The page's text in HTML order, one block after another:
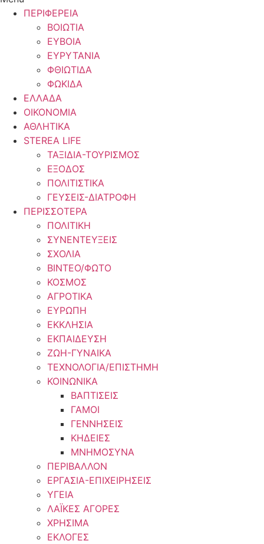
ΠΕΡΙΦΕΡΕΙΑ
ΒΟΙΩΤΙΑ
ΕΥΒΟΙΑ
ΕΥΡΥΤΑΝΙΑ
ΦΘΙΩΤΙΔΑ
ΦΩΚΙΔΑ
ΕΛΛΑΔΑ
ΟΙΚΟΝΟΜΙΑ
ΑΘΛΗΤΙΚΑ
STEREA LIFE
ΤΑΞΙΔΙΑ-ΤΟΥΡΙΣΜΟΣ
ΕΞΟΔΟΣ
ΠΟΛΙΤΙΣΤΙΚΑ
ΓΕΥΣΕΙΣ-ΔΙΑΤΡΟΦΗ
ΠΕΡΙΣΣΟΤΕΡΑ
ΠΟΛΙΤΙΚΗ
ΣΥΝΕΝΤΕΥΞΕΙΣ
ΣΧΟΛΙΑ
ΒΙΝΤΕΟ/ΦΩΤΟ
ΚΟΣΜΟΣ
ΑΓΡΟΤΙΚΑ
ΕΥΡΩΠΗ
ΕΚΚΛΗΣΙΑ
ΕΚΠΑΙΔΕΥΣΗ
ΖΩΗ-ΓΥΝΑΙΚΑ
ΤΕΧΝΟΛΟΓΙΑ/ΕΠΙΣΤΗΜΗ
ΚΟΙΝΩΝΙΚΑ
ΒΑΠΤΙΣΕΙΣ
ΓΑΜΟΙ
ΓΕΝΝΗΣΕΙΣ
ΚΗΔΕΙΕΣ
ΜΝΗΜΟΣΥΝΑ
ΠΕΡΙΒΑΛΛΟΝ
ΕΡΓΑΣΙΑ-ΕΠΙΧΕΙΡΗΣΕΙΣ
ΥΓΕΙΑ
ΛΑΪΚΕΣ ΑΓΟΡΕΣ
ΧΡΗΣΙΜΑ
ΕΚΛΟΓΕΣ